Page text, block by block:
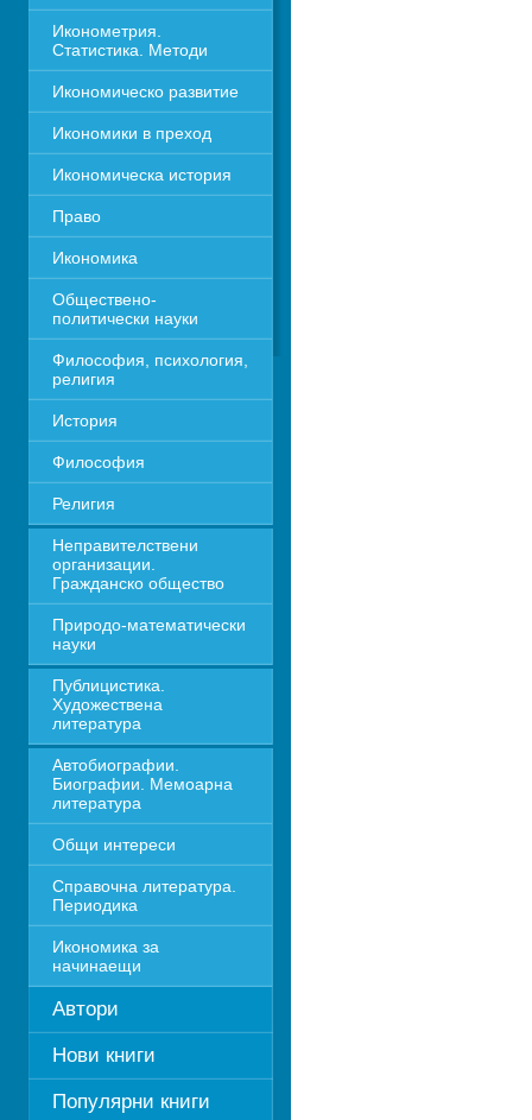
Иконометрия.
Статистика. Методи
Икономическо развитие
Икономики в преход
Икономическа история
Право
Икономика
Обществено-
политически науки
Философия, психология,
религия
История
Философия
Религия
Неправителствени
организации.
Гражданско общество
Природо-математически
науки
Публицистика.
Художествена
литература
Автобиографии.
Биографии. Мемоарна
литература
Общи интереси
Справочна литература.
Периодика
Икономика за
начинаещи
Автори
Нови книги
Популярни книги